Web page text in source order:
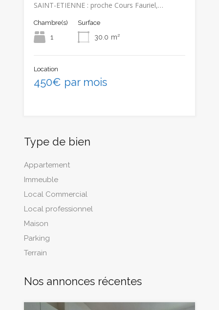
SAINT-ETIENNE : proche Cours Fauriel,…
Chambre(s)
1
Surface
30.0 m²
Location
450€ par mois
Type de bien
Appartement
Immeuble
Local Commercial
Local professionnel
Maison
Parking
Terrain
Nos annonces récentes